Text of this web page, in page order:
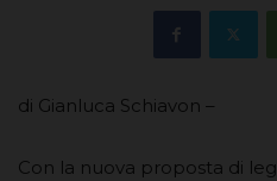
di Gianluca Schiavon –
Con la nuova proposta di